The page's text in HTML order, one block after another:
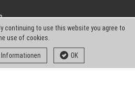
continuing to use this website you agree to
use of cookies.
OK